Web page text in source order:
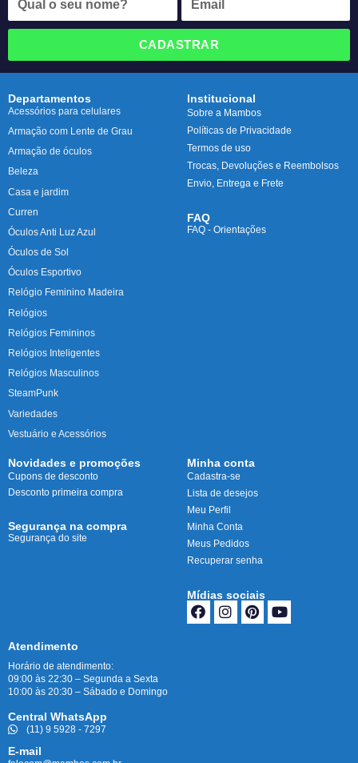
CADASTRAR
Departamentos
Acessórios para celulares
Armação com Lente de Grau
Armação de óculos
Beleza
Casa e jardim
Curren
Óculos Anti Luz Azul
Óculos de Sol
Óculos Esportivo
Relógio Feminino Madeira
Relógios
Relógios Femininos
Relógios Inteligentes
Relógios Masculinos
SteamPunk
Variedades
Vestuário e Acessórios
Institucional
Sobre a Mambos
Políticas de Privacidade
Termos de uso
Trocas, Devoluções e Reembolsos
Envio, Entrega e Frete
FAQ
FAQ - Orientações
Novidades e promoções
Cupons de desconto
Desconto primeira compra
Segurança na compra
Segurança do site
Minha conta
Cadastra-se
Lista de desejos
Meu Perfil
Minha Conta
Meus Pedidos
Recuperar senha
Mídias sociais
Atendimento
Horário de atendimento:
09:00 às 22:30 – Segunda a Sexta
10:00 às 20:30 – Sábado e Domingo
Central WhatsApp
(11) 9 5928 - 7297
E-mail